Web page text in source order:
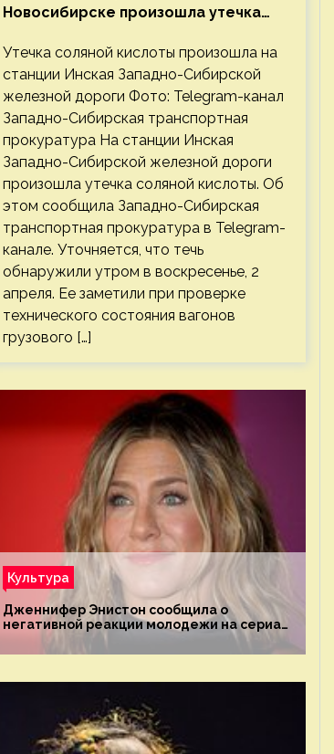
Новосибирске произошла утечка
Утечка соляной кислоты произошла на
станции Инская Западно-Сибирской
железной дороги Фото: Telegram-канал
Западно-Сибирская транспортная
прокуратура На станции Инская
Западно-Сибирской железной дороги
произошла утечка соляной кислоты. Об
этом сообщила Западно-Сибирская
транспортная прокуратура в Telegram-
канале. Уточняется, что течь
обнаружили утром в воскресенье, 2
апреля. Ее заметили при проверке
технического состояния вагонов
грузового […]
Культура
Дженнифер Энистон сообщила о
негативной реакции молодежи на сериал